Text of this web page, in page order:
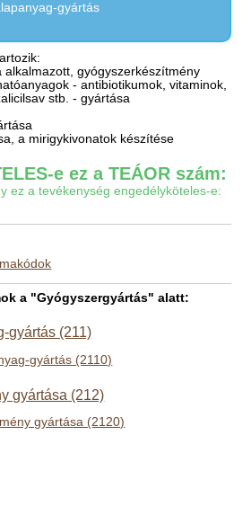
gyártás
alkalmazott, gyógyszerkészítmény
- antibiotikumok, vitaminok,
stb. - gyártása
a mirigykivonatok készítése
e ez a TEÁOR szám:
ez a tevékenység engedélyköteles-e:
a "Gyógyszergyártás" alatt:
gyártás (211)
gyártás (2110)
gyártása (212)
gyártása (2120)